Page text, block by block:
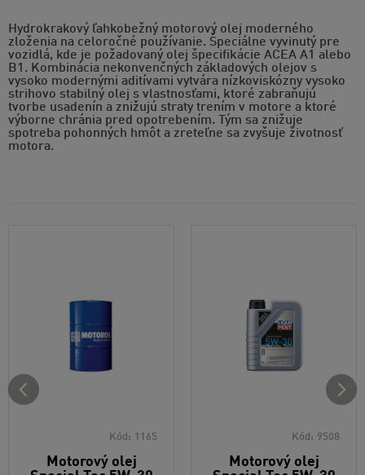
Hydrokrakový ľahkobežný motorový olej moderného
zloženia na celoročné používanie. Špeciálne vyvinutý pre
vozidlá, kde je požadovaný olej špecifikácie ACEA A1 alebo
B1. Kombinácia nekonvenčných základových olejov s
vysoko modernými aditívami vytvára nízkoviskózny vysoko
strihovo stabilný olej s vlastnosťami, ktoré zabraňujú
tvorbe usadenín a znižujú straty trením v motore a ktoré
výborne chránia pred opotrebením. Tým sa znižuje
spotreba pohonných hmôt a zreteľne sa zvyšuje životnosť
motora.
Kód: 1165
Motorový olej
Kód: 9508
Motorový olej